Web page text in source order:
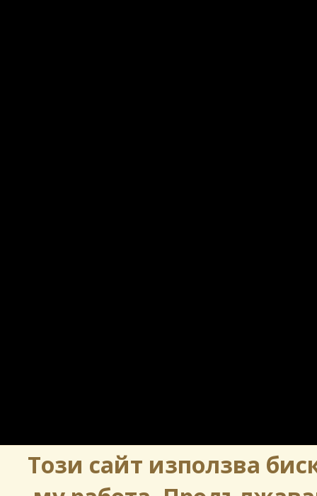
Този сайт използва